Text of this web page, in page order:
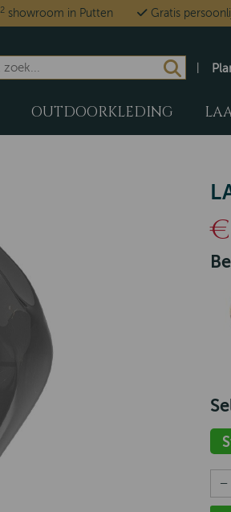
2 showroom in Putten Gratis
OUTDOORKLEDING